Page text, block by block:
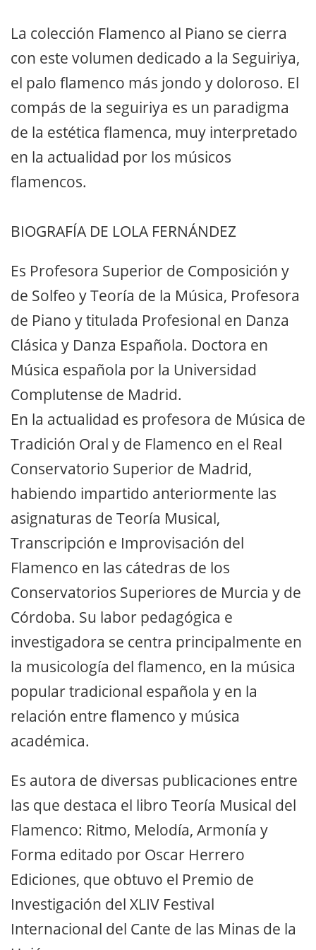
La colección Flamenco al Piano se cierra
con este volumen dedicado a la Seguiriya,
el palo flamenco más jondo y doloroso. El
compás de la seguiriya es un paradigma
de la estética flamenca, muy interpretado
en la actualidad por los músicos
flamencos.
BIOGRAFÍA DE LOLA FERNÁNDEZ
Es Profesora Superior de Composición y
de Solfeo y Teoría de la Música, Profesora
de Piano y titulada Profesional en Danza
Clásica y Danza Española. Doctora en
Música española por la Universidad
Complutense de Madrid.
En la actualidad es profesora de Música de
Tradición Oral y de Flamenco en el Real
Conservatorio Superior de Madrid,
habiendo impartido anteriormente las
asignaturas de Teoría Musical,
Transcripción e Improvisación del
Flamenco en las cátedras de los
Conservatorios Superiores de Murcia y de
Córdoba. Su labor pedagógica e
investigadora se centra principalmente en
la musicología del flamenco, en la música
popular tradicional española y en la
relación entre flamenco y música
académica.
Es autora de diversas publicaciones entre
las que destaca el libro Teoría Musical del
Flamenco: Ritmo, Melodía, Armonía y
Forma editado por Oscar Herrero
Ediciones, que obtuvo el Premio de
Investigación del XLIV Festival
Internacional del Cante de las Minas de la